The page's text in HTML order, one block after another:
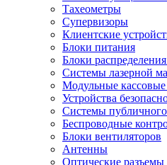
Тахеометры
Супервизоры
Клиентские
Блоки питания
Блоки
Системы лазерной
Модульные
Устройства
Системы
Беспроводные
Блоки вентиляторов
Антенны
Оптические разъемы